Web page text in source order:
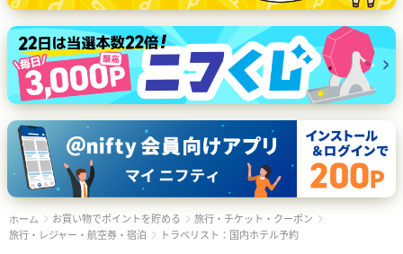
ホーム お買い物でポイントを貯める
旅行・チケット・クーポン
旅行・レジャー・航空券・宿泊
トラベリスト：国内ホテル予約